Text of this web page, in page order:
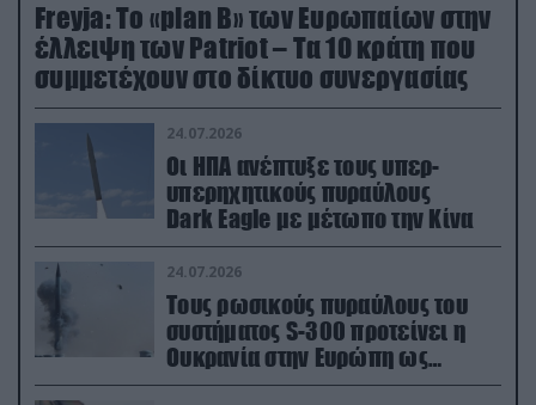
Freyja: Το «plan Β» των Ευρωπαίων στην
έλλειψη των Patriot – Τα 10 κράτη που
συμμετέχουν στο δίκτυο συνεργασίας
24.07.2026
Οι ΗΠΑ ανέπτυξε τους υπερ-
υπερηχητικούς πυραύλους
Dark Eagle με μέτωπο την Κίνα
24.07.2026
Τους ρωσικούς πυραύλους του
συστήματος S-300 προτείνει η
Ουκρανία στην Ευρώπη ως
αντιβαλλιστικό σύστημα